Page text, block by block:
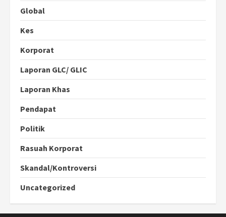
Global
Kes
Korporat
Laporan GLC/ GLIC
Laporan Khas
Pendapat
Politik
Rasuah Korporat
Skandal/Kontroversi
Uncategorized